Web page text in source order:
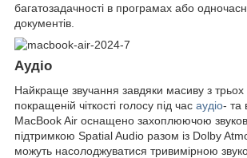
багатозадачності в програмах або
документів.
Аудіо
Найкраще звучання завдяки масиву з трьох
покращеній чіткості голосу під час аудіо- та
MacBook Air оснащено захоплюючою
підтримкою Spatial Audio разом із Dolby
можуть насолоджуватися тривимірною